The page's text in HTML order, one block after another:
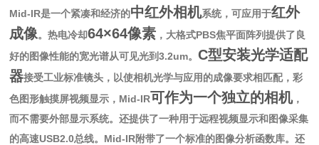
Mid-IR是一个紧凑和经济的中红外相机系统，可应用于红外
成像。热电冷却64×64像素 ，大格式PBS焦平面阵列提供了良
好的图像性能的宽光谱从可见光到3.2um。C型安装光学适配
器接受工业标准镜头，以使相机光学与应用的成像要求相匹配，彩
色图形触摸屏视频显示，Mid-IR可作为一个独立的相机，
而不需要外部显示系统。还提供了一种用于远程视频显示和图像采集
的高速USB2.0总线。Mid-IR附带了一个标准的图像分析函数库。还